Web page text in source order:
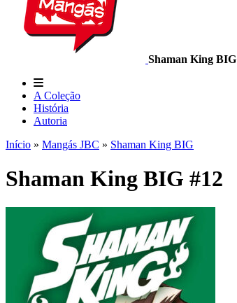
Shaman King BIG
A Coleção
História
Autoria
Início » Mangás JBC » Shaman King BIG
Shaman King BIG #12